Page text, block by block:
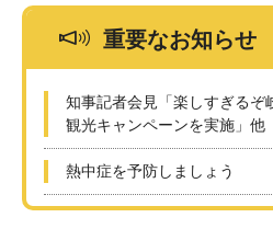
重要なお知らせ
知事記者会見「楽しすぎるぞ
観光キャンペーンを実施」他
熱中症を予防しましょう